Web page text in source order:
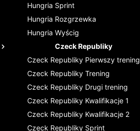
Hungria Sprint
Hungria Rozgrzewka
Hungria Wyścig
Czeck Republiky
Czeck Republiky Pierwszy trening
Czeck Republiky Trening
Czeck Republiky Drugi trening
Czeck Republiky Kwalifikacje 1
Czeck Republiky Kwalifikacje 2
Czeck Republiky Sprint